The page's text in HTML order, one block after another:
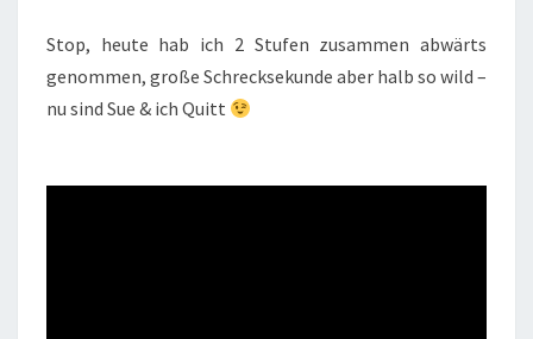
Stop, heute hab ich 2 Stufen zusammen abwärts
genommen, große Schrecksekunde aber halb so wild –
nu sind Sue & ich Quitt